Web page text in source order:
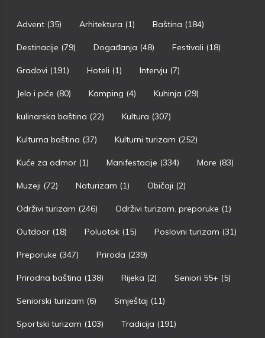
Advent (35) Arhitektura (1) Baština (184)
Destinacije (79) Događanja (48) Festivali (18)
Gradovi (191) Hoteli (1) Intervju (7)
Jelo i piće (80) Kamping (4) Kuhinja (29)
kulinarska baština (22) Kultura (307)
Kulturna baština (37) Kulturni turizam (252)
Kuće za odmor (1) Manifestacije (334) More (83)
Muzeji (72) Naturizam (1) Običaji (2)
Održivi turizam (246) Održivi turizam. preporuke (1)
Outdoor (18) Poluotok (15) Poslovni turizam (31)
Preporuke (347) Priroda (239)
Prirodna baština (138) Rijeka (2) Seniori 55+ (5)
Seniorski turizam (6) Smještaj (11)
Sportski turizam (103) Tradicija (191)